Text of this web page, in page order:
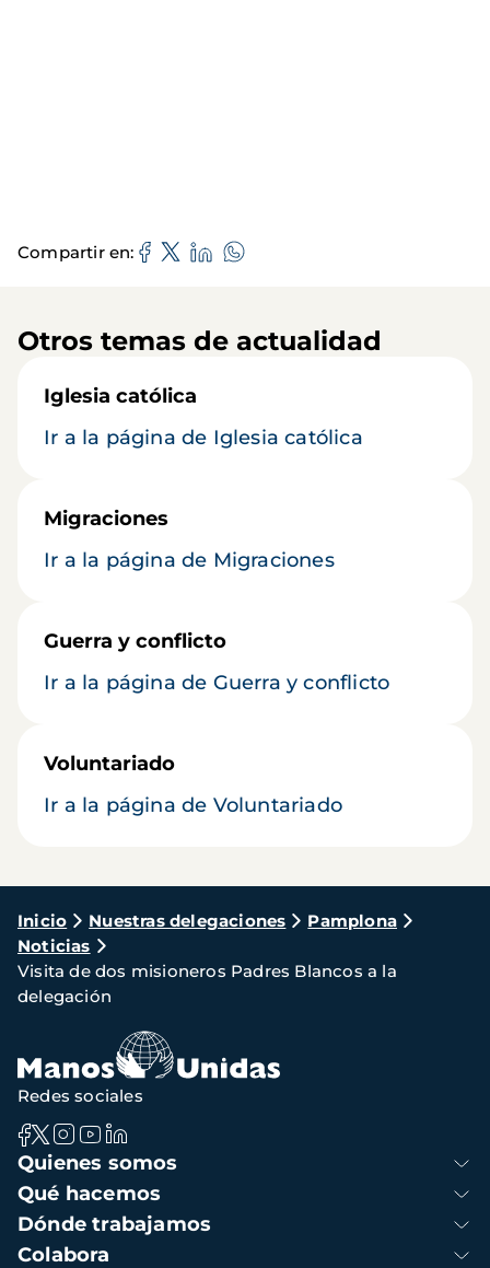
Compartir en
Otros temas de actualidad
Iglesia católica
Ir a la página de Iglesia católica
Migraciones
Ir a la página de Migraciones
Guerra y conflicto
Ir a la página de Guerra y conflicto
Voluntariado
Ir a la página de Voluntariado
Ruta
de
navegación
Inicio Nuestras delegaciones
Pamplona
Noticias
Visita de dos misioneros Padres Blancos a la
delegación
Navegación
principal
Quienes somos
Qué hacemos
Dónde trabajamos
Colabora
Redes sociales